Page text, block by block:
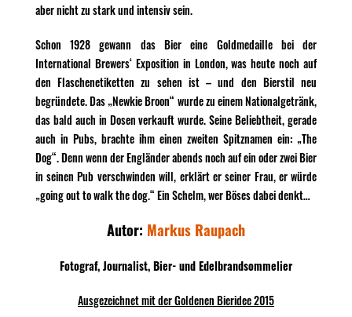
aber nicht zu stark und intensiv sein.
Schon 1928 gewann das Bier eine Goldmedaille bei der
International Brewers‘ Exposition in London, was heute noch auf
den Flaschenetiketten zu sehen ist – und den Bierstil neu
begründete. Das „Newkie Broon“ wurde zu einem Nationalgetränk,
das bald auch in Dosen verkauft wurde. Seine Beliebtheit, gerade
auch in Pubs, brachte ihm einen zweiten Spitznamen ein: „The
Dog“. Denn wenn der Engländer abends noch auf ein oder zwei Bier
in seinen Pub verschwinden will, erklärt er seiner Frau, er würde
„going out to walk the dog.“ Ein Schelm, wer Böses dabei denkt…
Autor: Markus Raupach
Fotograf, Journalist, Bier- und Edelbrandsommelier
Ausgezeichnet mit der Goldenen Bieridee 2015